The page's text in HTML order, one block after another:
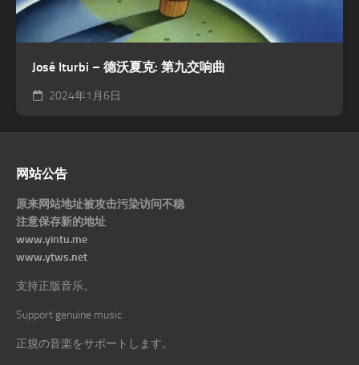
José Iturbi – 德沃夏克: 第九交响曲
2024年1月6日
网站公告
原来网站地址被攻击污染访问不稳
注意保存新的地址
www.yintu.me
www.ytws.net
支持正版音乐。
Support genuine music.
正規の音楽をサポートします。